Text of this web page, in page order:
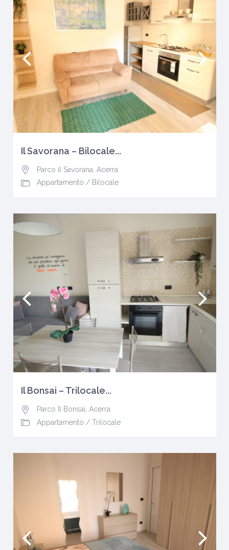
Il Savorana – Bilocale...
Parco il Savorana Acerra
Appartamento / Bilocale
Il Bonsai – Trilocale...
Parco Il Bonsai, Acerra
Appartamento / Trilocale